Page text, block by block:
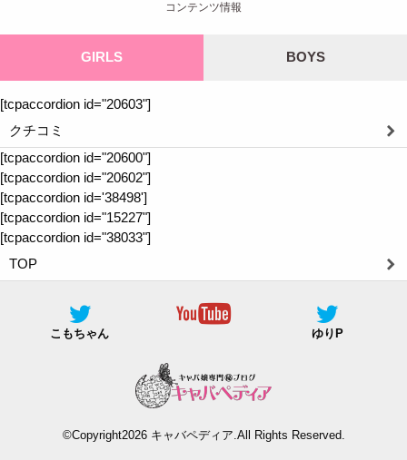
コンテンツ情報
GIRLS BOYS
[tcpaccordion id="20603"]
クチコミ
[tcpaccordion id="20600"]
[tcpaccordion id="20602"]
[tcpaccordion id='38498']
[tcpaccordion id="15227"]
[tcpaccordion id="38033"]
TOP
こもちゃん ゆりP
©Copyright2026 キャバペディア .All Rights Reserved.